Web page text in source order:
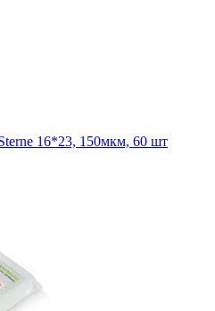
16*23, 150мкм, 60 шт